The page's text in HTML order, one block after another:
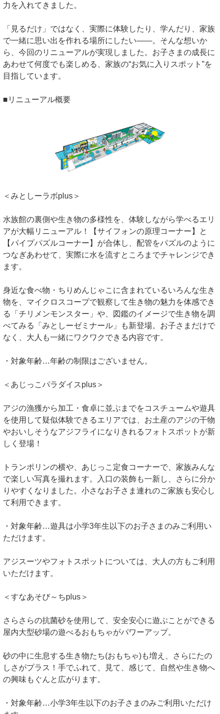
力を入れてきました。
「見るだけ」ではなく、実際に体験したり、学んだり、家族
で一緒に思い出を作れる場所にしたい――。そんな想いか
ら、今回のリニューアルが実現しました。お子さまの成長に
あわせて何度でも楽しめる、家族の“お気に入りスポット”を
目指しています。
■リニューアル概要
＜みとしーラボplus＞
水族館の裏側や生き物の多様性を、体験しながら学べるエリ
アが大幅リニューアル！【サイフォンの原理コーナー】と
【パイプパズルコーナー】が合体し、配管をパズルのように
つなぎあわせて、実際に水を流すところまでチャレンジでき
ます。
身近な食べ物・ちりめんじゃこに含まれているいろんな生き
物を、マイクロスコープで観察して生き物の魅力を体感でき
る「チリメンモンスター」や、図鑑のイメージで生き物を調
べてみる「みとしーゼミナール」も新登場。お子さまだけで
なく、大人も一緒にワクワクできる内容です。
・対象年齢…年齢の制限はございません。
＜あじっこパラダイスplus＞
アジの漁獲から加工・食卓に並ぶまでをコスチュームや遊具
を使用して疑似体験できるエリアでは、お土産のアジの干物
やおいしそうなアジフライになりきれるフォトスポットが新
しく登場！
トランポリンの横や、あじっこ定食コーナーで、家族みんな
で楽しい写真を撮れます。入口の装飾も一新し、さらに分か
りやすくなりました。小さなお子さま連れのご家族も安心し
て利用できます。
・対象年齢…遊具は小学3年生以下のお子さまのみご利用い
ただけます。
アジスーツやフォトスポットについては、大人の方もご利用
いただけます。
＜すなあそび～ちplus＞
さらさらの抗菌砂を使用して、安全安心に遊ぶことができる
屋内大型砂場の遊べるおもちゃがパワーアップ。
砂の中に生息する生き物たち(おもちゃ)も増え、さらにたの
しさがプラス！手でふれて、見て、感じて、自然や生き物へ
の興味もぐんと広がります。
・対象年齢…小学3年生以下のお子さまのみご利用いただけ